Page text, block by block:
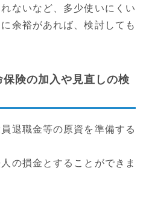
ないなど、多少使いにくい
余裕があれば、検討しても
険の加入や見直しの検
退職金等の原資を準備する
の損金とすることができま